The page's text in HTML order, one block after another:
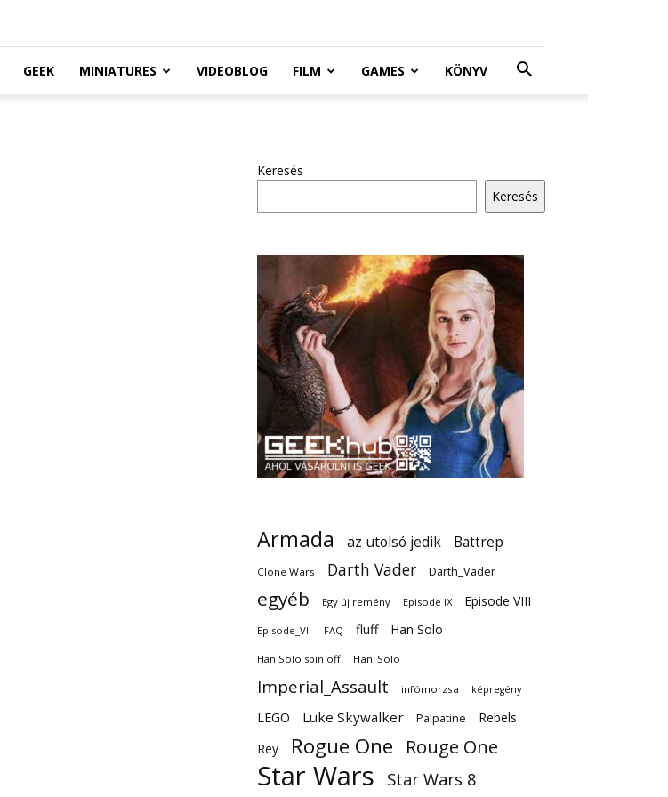
GEEK MINIATURES VIDEOBLOG FILM GAMES KÖNYV
Keresés
Keresés
Armada az utolsó jedik Battrep
Clone Wars Darth Vader Darth_Vader
egyéb Egy új remény Episode IX Episode VIII
Episode_VII FAQ fluff Han Solo
Han Solo spin off Han_Solo
Imperial_Assault infómorzsa képregény
LEGO Luke Skywalker Palpatine
Rebels
Rey
Rogue One Rouge One
Star Wars Star Wars 8